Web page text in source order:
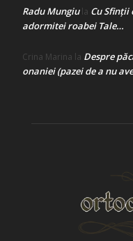
Radu Mungiula Cu Sfinții
adormitei roabei Tale…
Crina Marina la Despre
onaniei (pazei de a nu